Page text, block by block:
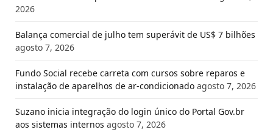
2026
Balança comercial de julho tem superávit de US$ 7 bilhões
agosto 7, 2026
Fundo Social recebe carreta com cursos sobre reparos e
instalação de aparelhos de ar-condicionado agosto 7, 2026
Suzano inicia integração do login único do Portal Gov.br
aos sistemas internos agosto 7, 2026